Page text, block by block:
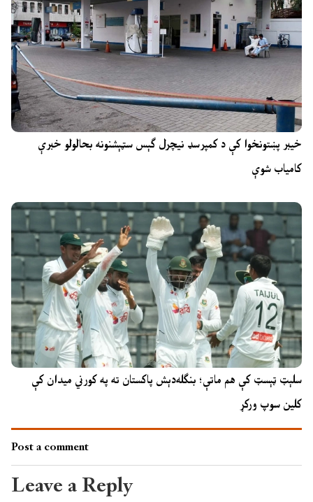
خیبر پښتونخوا کې د کمپرسډ نیچرل ګېس سټېشنونه بحالولو خبرې
کامیاب شوې
سلېټ ټېسټ کې هم ماتې؛ بنګله‌دېش پاکستان ته په کورني میدان کې
کلین سوپ ورکړ
Post a comment
Leave a Reply